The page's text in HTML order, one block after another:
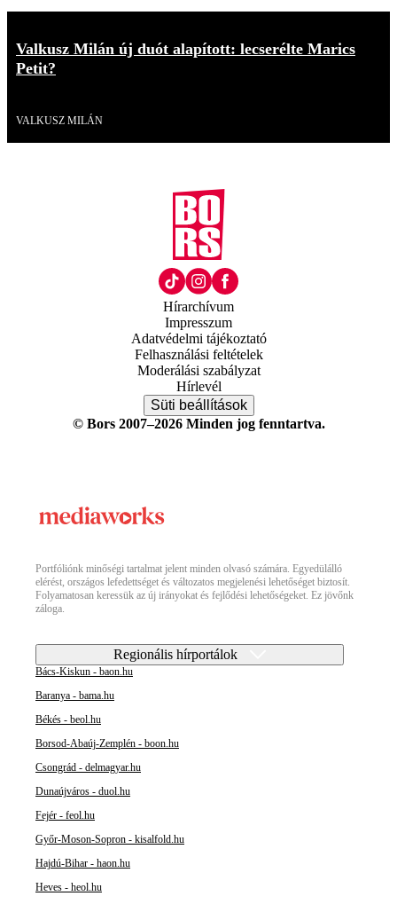
Valkusz Milán új duót alapított: lecserélte Marics
Petit?
VALKUSZ MILÁN
Hírarchívum
Impresszum
Adatvédelmi tájékoztató
Felhasználási feltételek
Moderálási szabályzat
Hírlevél
Süti beállítások
© Bors 2007–2026 Minden jog fenntartva.
Portfóliónk minőségi tartalmat jelent minden olvasó számára. Egyedülálló
elérést, országos lefedettséget és változatos megjelenési lehetőséget biztosít.
Folyamatosan keressük az új irányokat és fejlődési lehetőségeket. Ez jövőnk
záloga.
Regionális hírportálok
Bács-Kiskun - baon.hu
Baranya - bama.hu
Békés - beol.hu
Borsod-Abaúj-Zemplén - boon.hu
Csongrád - delmagyar.hu
Dunaújváros - duol.hu
Fejér - feol.hu
Győr-Moson-Sopron - kisalfold.hu
Hajdú-Bihar - haon.hu
Heves - heol.hu